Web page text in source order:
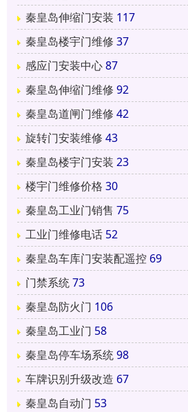
秦皇岛伸缩门安装 117
秦皇岛楼宇门维修 37
感应门安装中心87
秦皇岛伸缩门维修 92
秦皇岛道闸门维修 42
旋转门安装维修 43
秦皇岛楼宇门安装 23
楼宇门维修价格 30
秦皇岛工业门销售 75
工业门维修电话 52
秦皇岛车库门安装配遥控 69
门禁系统73
秦皇岛防火门 106
秦皇岛工业门 58
秦皇岛停车场系统98
车牌识别升级改造 67
秦皇岛自动门 53